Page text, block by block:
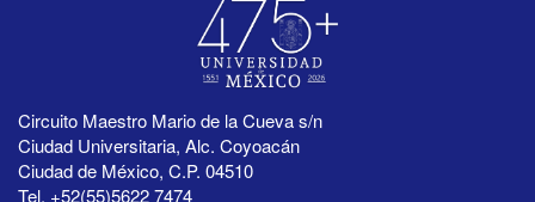
Circuito Maestro Mario de la Cueva s/n
Ciudad Universitaria, Alc. Coyoacán
Ciudad de México, C.P. 04510
Tel. +52(55)5622 7474